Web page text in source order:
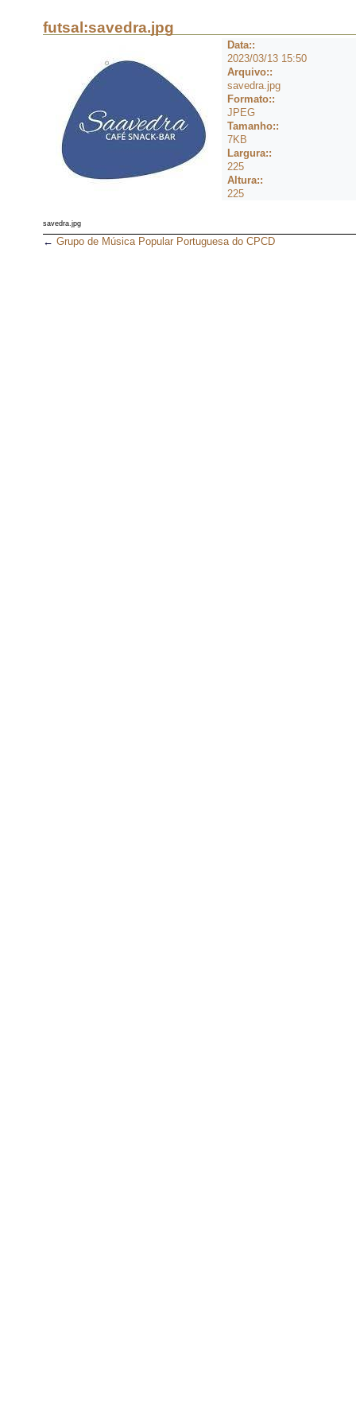
futsal:savedra.jpg
savedra.jpg
Data::
2023/03/13 15:50
Arquivo::
savedra.jpg
Formato::
JPEG
Tamanho::
7KB
Largura::
225
Altura::
225
←Grupo de Música Popular Portuguesa do CPCD